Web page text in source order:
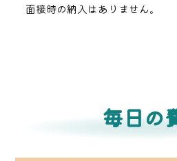
面接時の納入はありません。
毎日の